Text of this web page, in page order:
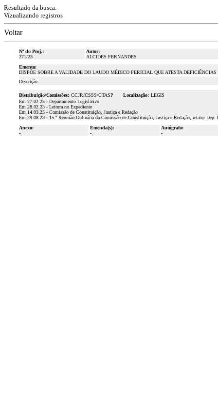
Resultado da busca.
Vizualizando registros
Voltar
Nº do Proj.:
271/23
Autor:
ALCIDES FERNANDES
Ementa:
DISPÕE SOBRE A VALIDADE DO LAUDO MÉDICO PERICIAL QUE ATESTA
Descrição:
Distribuição/Comissões: CCJR/CSSS/CTASP Localização: LEGIS
Em 27.02.23 - Departamento Legislativo
Em 28.02.23 - Leitura no Expediente
Em 14.03.23 - Comissão de Constituição, Justiça e Redação
Em 29.08.23 - 15.ª Reunião Ordinária da Comissão de Constituição, Justiça e Redação, relator
Anexo:
-
Emenda(s):
-
Autógrafo:
-